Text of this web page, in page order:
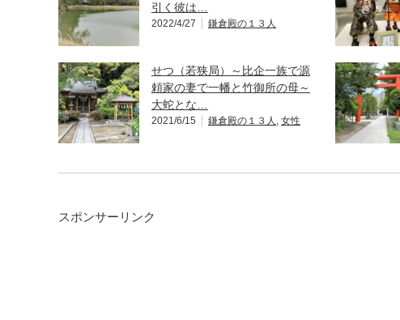
引く彼は…
2022/4/27 鎌倉殿の１３人
せつ（若狭局）～比企一族で源
頼家の妻で一幡と竹御所の母～
大蛇とな…
2021/6/15 鎌倉殿の１３人 女性
スポンサーリンク